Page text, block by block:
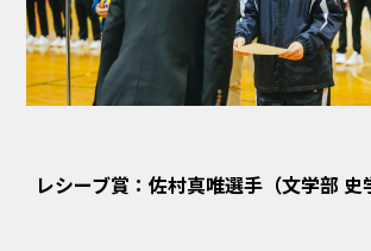
レシーブ賞：佐村真唯選手（文学部 史